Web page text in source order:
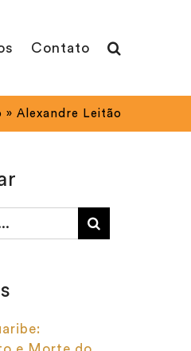
Contato
» Alexandre Leitão